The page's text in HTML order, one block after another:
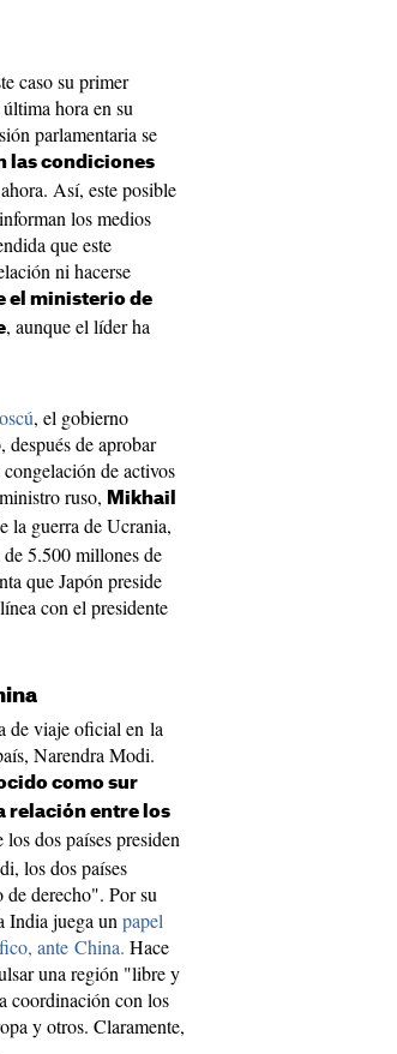
caso su primer
hora en su
parlamentaria se
las condiciones
Así, este posible
los medios
que este
ni hacerse
el ministerio de
, aunque el líder ha
, el gobierno
de aprobar
de activos
ruso, Mikhail
la guerra de Ucrania,
5.500 millones de
que Japón preside
con el presidente
de viaje oficial en la
Narendra Modi.
como sur
relación entre los
dos países presiden
los dos países
de derecho". Por su
India juega un papel
ante China. Hace
una región "libre y
coordinación con los
y otros. Claramente,